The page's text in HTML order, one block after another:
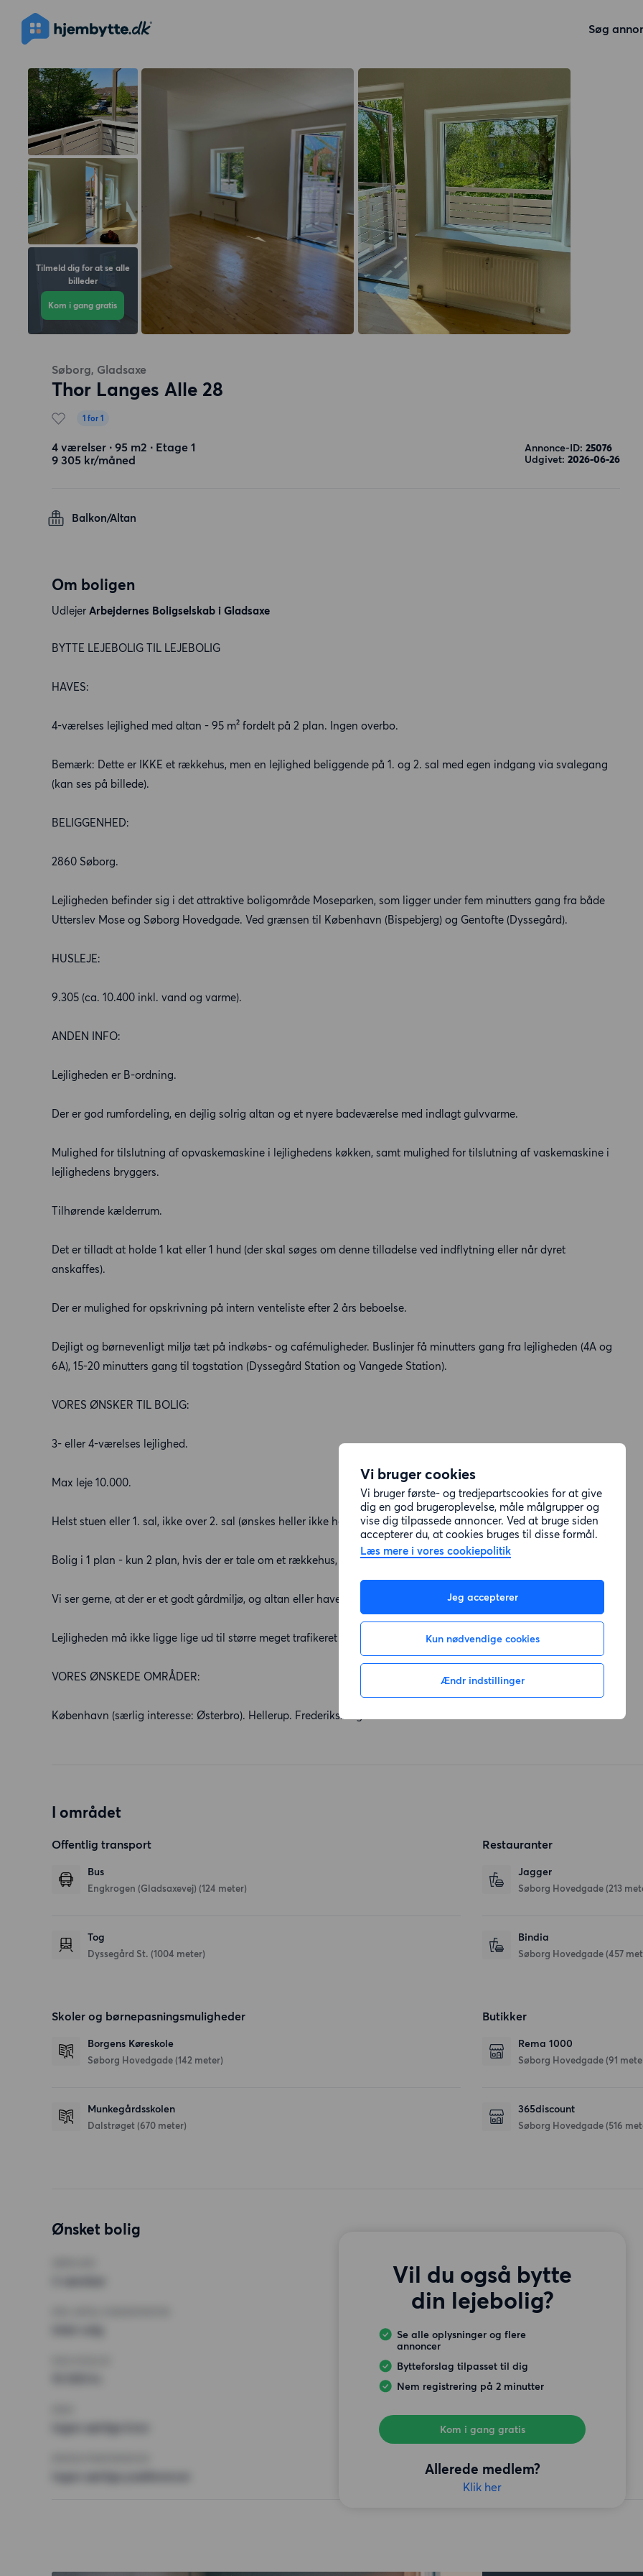
Vi bruger cookies
Vi bruger første- og tredjepartscookies for at give
dig en god brugeroplevelse, måle målgrupper og
vise dig tilpassede annoncer. Ved at bruge siden
accepterer du, at cookies bruges til disse formål.
Læs mere i vores cookiepolitik
Jeg accepterer
Kun nødvendige cookies
Ændr indstillinger
Søg
Tilmeld dig for at se alle
billeder
Kom i gang gratis
Søborg, Gladsaxe
Thor Langes Alle 28
1 for 1
4 værelser ∙ 95 m2 ∙ Etage 1
9 305 kr/måned
Annonce-ID: 25076
Udgivet: 2026-06-26
Balkon/Altan
Om boligen
Udlejer Arbejdernes Boligselskab i Gladsaxe
BYTTE LEJEBOLIG TIL LEJEBOLIG
HAVES:
4-værelses lejlighed med altan - 95 m² fordelt på 2 plan. Ingen overbo.
Bemærk: Dette er IKKE et rækkehus, men en lejlighed beliggende på 1. og 2. sal med egen indgang via svalegang
(kan ses på billede).
BELIGGENHED:
2860 Søborg.
Lejligheden befinder sig i det attraktive boligområde Moseparken, som ligger under fem minutters gang fra både
Utterslev Mose og Søborg Hovedgade. Ved grænsen til København (Bispebjerg) og Gentofte (Dyssegård).
HUSLEJE:
9.305 (ca. 10.400 inkl. vand og varme).
ANDEN INFO:
Lejligheden er B-ordning.
Der er god rumfordeling, en dejlig solrig altan og et nyere badeværelse med indlagt gulvvarme.
Mulighed for tilslutning af opvaskemaskine i lejlighedens køkken, samt mulighed for tilslutning af vaskemaskine i
lejlighedens bryggers.
Tilhørende kælderrum.
Det er tilladt at holde 1 kat eller 1 hund (der skal søges om denne tilladelse ved indflytning eller når dyret
anskaffes).
Der er mulighed for opskrivning på intern venteliste efter 2 års beboelse.
Dejligt og børnevenligt miljø tæt på indkøbs- og cafémuligheder. Buslinjer få minutters gang fra lejligheden (4A og
6A), 15-20 minutters gang til togstation (Dyssegård Station og Vangede Station).
VORES ØNSKER TIL BOLIG:
3- eller 4-værelses lejlighed.
Max leje 10.000.
Helst stuen eller 1. sal, ikke over 2. sal (ønskes heller ikke højere oppe, selvom der er elevator).
Bolig i 1 plan - kun 2 plan, hvis der er tale om et rækkehus, eller 2 plan som fordeler sig på stueetage og 1. sal.
Vi ser gerne, at der er et godt gårdmiljø, og altan eller havestykke vil være et stort plus.
Lejligheden må ikke ligge lige ud til større meget trafikeret vej og ikke tæt op ad motorvej.
VORES ØNSKEDE OMRÅDER:
København (særlig interesse: Østerbro). Hellerup. Frederiksberg.
I området
Offentlig transport
Bus
Engkrogen (Gladsaxevej) (124 meter)
Tog
Dyssegård St. (1004 meter)
Restauranter
Jagger
Søborg Hovedgade (213
Bindia
Søborg Hovedgade (457
Skoler og børnepasningsmuligheder
Borgens Køreskole
Søborg Hovedgade (142 meter)
Munkegårdsskolen
Dalstrøget (670 meter)
Butikker
Rema 1000
Søborg Hovedgade (91
365discount
Søborg Hovedgade (516
Ønsket bolig
Vil du også bytte
din lejebolig?
Se alle oplysninger og flere
annoncer
Bytteforslag tilpasset til dig
Nem registrering på 2 minutter
Kom i gang gratis
Allerede medlem?
Klik her